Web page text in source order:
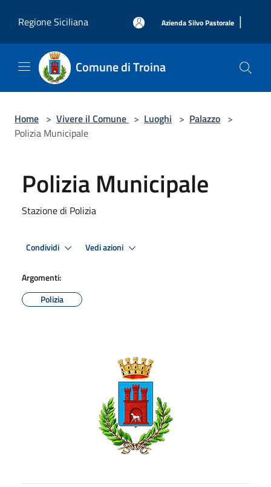
Regione Siciliana
Azienda Silvo Pastorale |
Comune di Troina
Home > Vivere il Comune > Luoghi > Palazzo >
Polizia Municipale
Polizia Municipale
Stazione di Polizia
Condividi Vedi azioni
Argomenti:
Polizia